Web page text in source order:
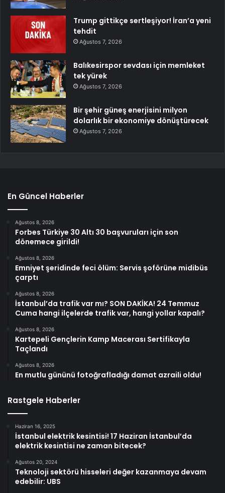
Trump gittikçe sertleşiyor! İran’a yeni
tehdit
Ağustos 7, 2026
Balıkesirspor sevdası için memleket
tek yürek
Ağustos 7, 2026
Bir şehir güneş enerjisini milyon
dolarlık bir ekonomiye dönüştürecek
Ağustos 7, 2026
En Güncel Haberler
Ağustos 8, 2026
Forbes Türkiye 30 Altı 30 başvuruları için son
dönemece girildi!
Ağustos 8, 2026
Emniyet şeridinde feci ölüm: Servis şoförüne midibüs
çarptı
Ağustos 8, 2026
İstanbul’da trafik var mı? SON DAKİKA! 24 Temmuz
Cuma hangi ilçelerde trafik var, hangi yollar kapalı?
Ağustos 8, 2026
Kartepeli Gençlerin Kamp Macerası Sertifikayla
Taçlandı
Ağustos 8, 2026
En mutlu gününü fotoğrafladığı damat azraili oldu!
Rastgele Haberler
Haziran 16, 2025
İstanbul elektrik kesintisi! 17 Haziran İstanbul’da
elektrik kesintisi ne zaman bitecek?
Ağustos 20, 2024
Teknoloji sektörü hisseleri değer kazanmaya devam
edebilir: UBS